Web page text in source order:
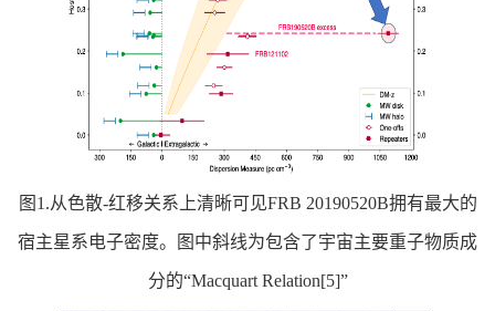
图1.从色散-红移关系上清晰可见FRB 20190520B拥有最大的
宿主星系电子密度。图中斜线为包含了宇宙主要重子物质成
分的“Macquart Relation[5]”